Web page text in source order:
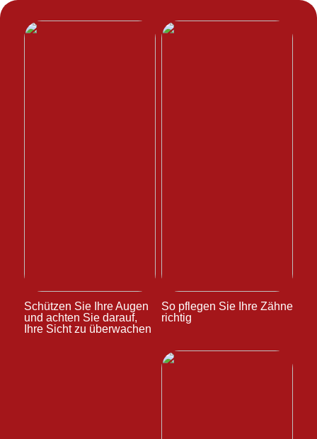
Schützen Sie Ihre Augen
und achten Sie darauf,
Ihre Sicht zu überwachen
So pflegen Sie Ihre Zähne
richtig